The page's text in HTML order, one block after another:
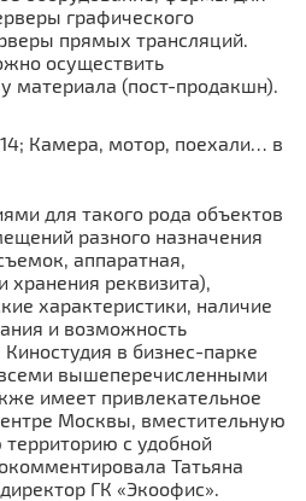
графического
прямых трансляций.
осуществить
материала (пост-продакшн).
для такого рода объектов
разного назначения
аппаратная,
реквизита),
характеристики, наличие
и возможность
в бизнес-парке
вышеперечисленными
имеет привлекательное
Москвы, вместительную
с удобной
Татьяна
ГК «Экоофис».